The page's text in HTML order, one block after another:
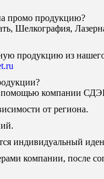
промо продукцию?
Шелкография,
продукцию из
с помощью компании
от региона.
индивидуальный
компании, после